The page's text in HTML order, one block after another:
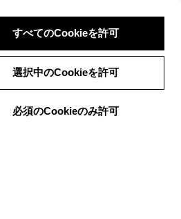
すべてのCookieを許可
選択中のCookieを許可
必須のCookieのみ許可